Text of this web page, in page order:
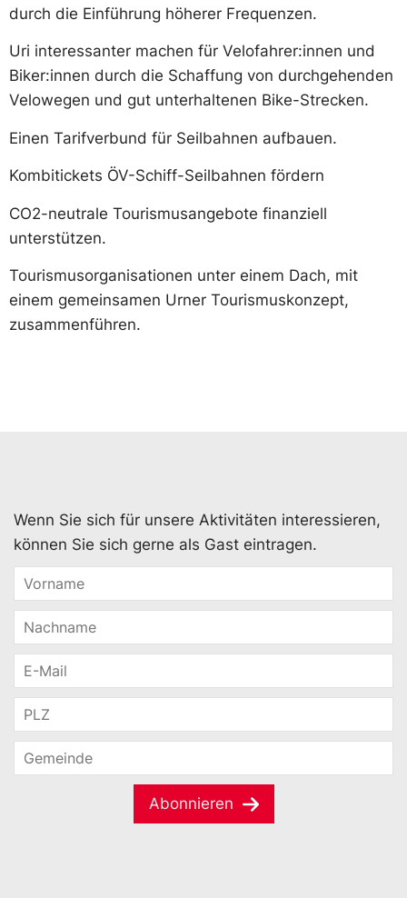
durch die Einführung höherer Frequenzen.
Uri interessanter machen für Velofahrer:innen und
Biker:innen durch die Schaffung von durchgehenden
Velowegen und gut unterhaltenen Bike-Strecken.
Einen Tarifverbund für Seilbahnen aufbauen.
Kombitickets ÖV-Schiff-Seilbahnen fördern
CO2-neutrale Tourismusangebote finanziell
unterstützen.
Tourismusorganisationen unter einem Dach, mit
einem gemeinsamen Urner Tourismuskonzept,
zusammenführen.
Wenn Sie sich für unsere Aktivitäten interessieren,
können Sie sich gerne als Gast eintragen.
Abonnieren